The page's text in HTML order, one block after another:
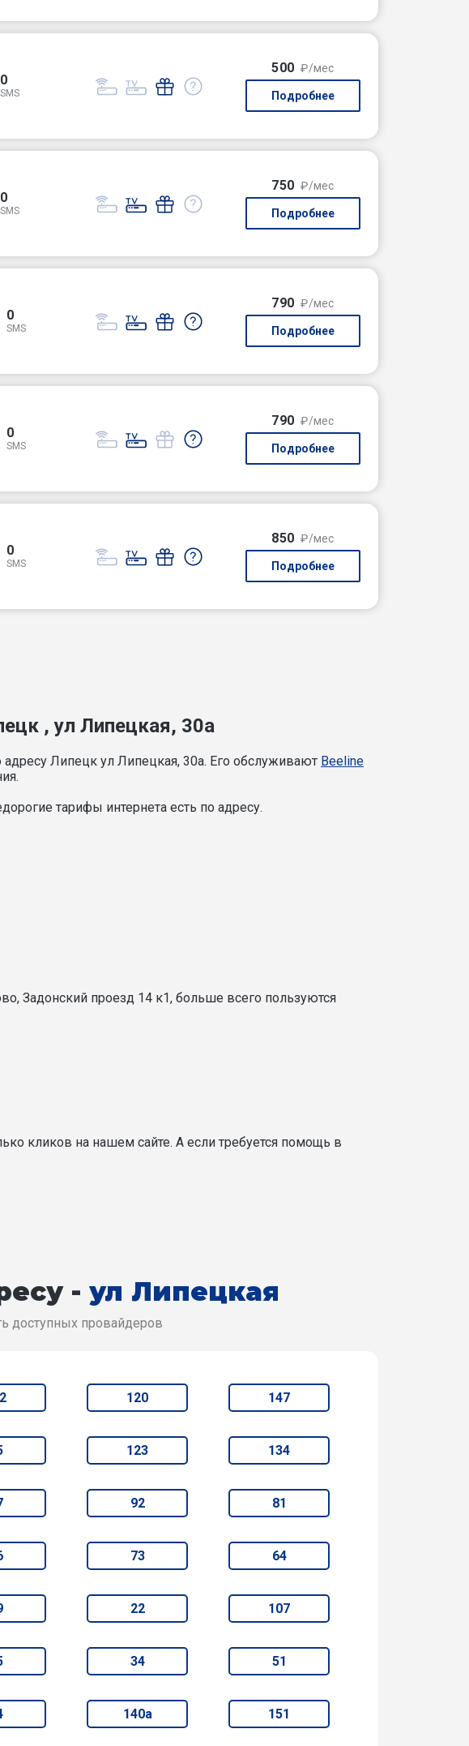
0
SMS
500 ₽/мес
Подробнее
0
SMS
750 ₽/мес
Подробнее
0
SMS
790 ₽/мес
Подробнее
0
SMS
790 ₽/мес
Подробнее
0
SMS
850 ₽/мес
Подробнее
, ул Липецкая, 30а
Липецк ул Липецкая, 30а. Его обслуживают Beeline
тарифы интернета есть по адресу.
Задонский проезд 14 к1, больше всего пользуются
кликов на нашем сайте. А если требуется помощь в
- ул Липецкая
доступных провайдеров
120 147
123 134
92 81
73 64
22 107
34 51
140а 151